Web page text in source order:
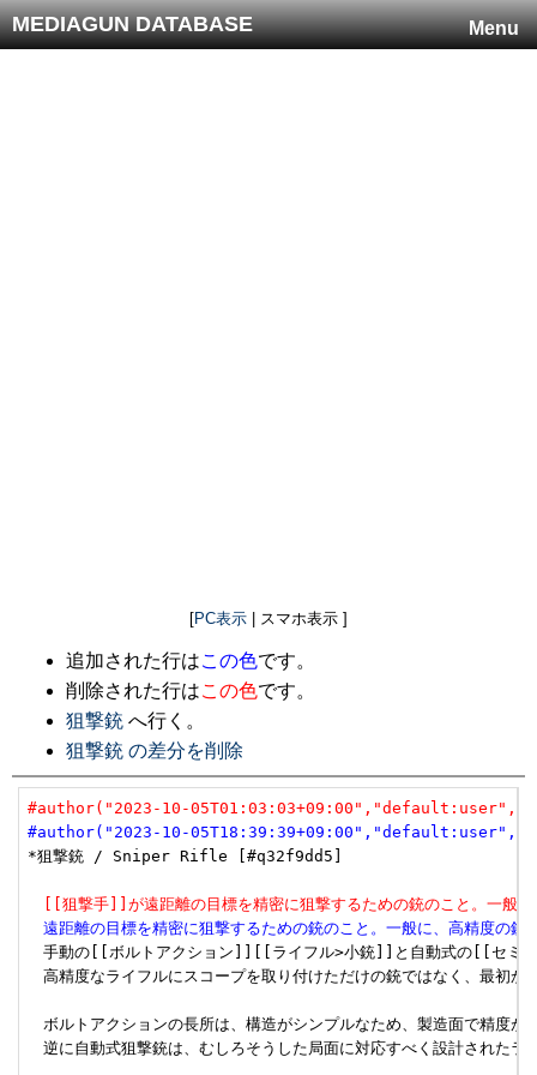
Menu
MEDIAGUN DATABASE
[PC表示 | スマホ表示 ]
追加された行はこの色です。
削除された行はこの色です。
狙撃銃 へ行く。
狙撃銃 の差分を削除
#author("2023-10-
#author("2023-10-
*狙撃銃 / Sniper Rifle [#q32f9dd5]
[[狙撃手]]が遠距離の目標を精密に狙撃するための銃のこと。一般
遠距離の目標を精密に狙撃するための銃のこと。一般に、高精度
手動の[[ボルトアクション]][[ライフル>小銃]]と自動式の[[セミオー
高精度なライフルにスコープを取り付けただけの銃ではなく、最初
ボルトアクションの長所は、構造がシンプルなため、製造面で精度が
逆に自動式狙撃銃は、むしろそうした局面に対応すべく設計された